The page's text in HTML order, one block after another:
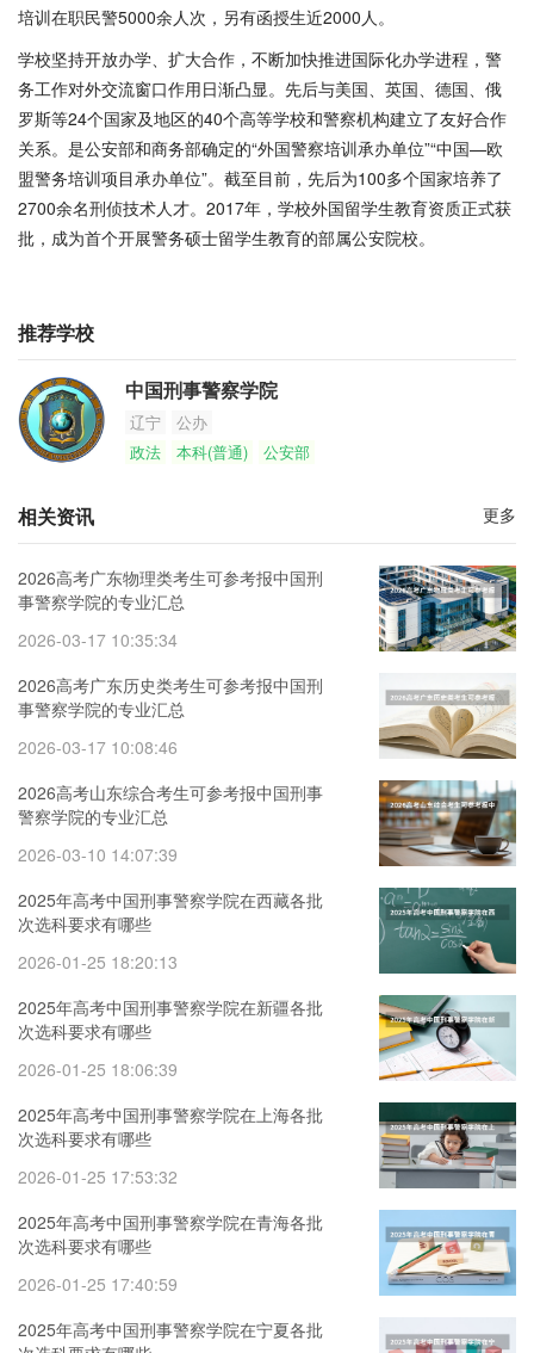
培训在职民警5000余人次，另有函授生近2000人。
学校坚持开放办学、扩大合作，不断加快推进国际化办学进程，警
务工作对外交流窗口作用日渐凸显。先后与美国、英国、德国、俄
罗斯等24个国家及地区的40个高等学校和警察机构建立了友好合作
关系。是公安部和商务部确定的“外国警察培训承办单位”“中国—欧
盟警务培训项目承办单位”。截至目前，先后为100多个国家培养了
2700余名刑侦技术人才。2017年，学校外国留学生教育资质正式获
批，成为首个开展警务硕士留学生教育的部属公安院校。
推荐学校
中国刑事警察学院
辽宁
公办
政法
本科(普通) 公安部
相关资讯 更多
2026高考广东物理类考生可参考报中国刑
事警察学院的专业汇总
2026-03-17 10:35:34
2026高考广东历史类考生可参考报中国刑
事警察学院的专业汇总
2026-03-17 10:08:46
2026高考山东综合考生可参考报中国刑事
警察学院的专业汇总
2026-03-10 14:07:39
2025年高考中国刑事警察学院在西藏各批
次选科要求有哪些
2026-01-25 18:20:13
2025年高考中国刑事警察学院在新疆各批
次选科要求有哪些
2026-01-25 18:06:39
2025年高考中国刑事警察学院在上海各批
次选科要求有哪些
2026-01-25 17:53:32
2025年高考中国刑事警察学院在青海各批
次选科要求有哪些
2026-01-25 17:40:59
2025年高考中国刑事警察学院在宁夏各批